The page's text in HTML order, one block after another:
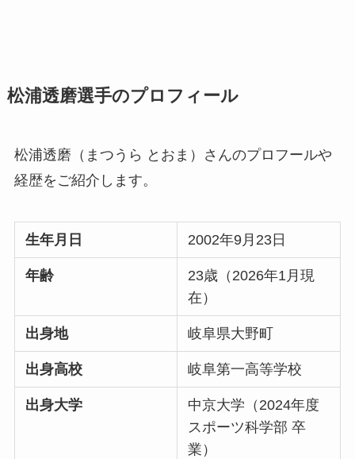
松浦透磨選手のプロフィール
松浦透磨（まつうら とおま）さんのプロフールや
経歴をご紹介します。
生年月日 2002年9月23日
年齢
23歳（2026年1月現
在）
出身地 岐阜県大野町
出身高校 岐阜第一高等学校
出身大学
中京大学（2024年度
スポーツ科学部 卒
業）